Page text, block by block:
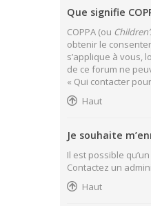
Que signifie
COPPA (ou
obtenir le
s’applique à vous,
de ce forum ne
« Qui contacter
Haut
Je souhaite
Il est possible
Contactez un
Haut